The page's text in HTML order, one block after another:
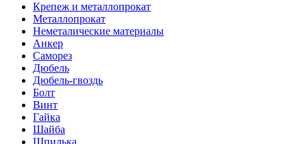
Крепеж и металлопрокат
Металлопрокат
Неметалические материалы
Анкер
Саморез
Дюбель
Дюбель-гвоздь
Болт
Винт
Гайка
Шайба
Шпилька